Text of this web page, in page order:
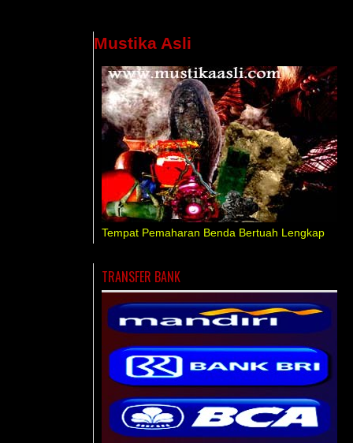
Mustika Asli
Tempat Pemaharan Benda Bertuah Lengkap
TRANSFER BANK